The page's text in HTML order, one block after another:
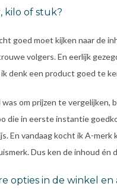
kilo of stuk?
goed moet kijken naar de
volgers. En eerlijk
denk een product goed te
om prijzen te vergelijken,
die in eerste instantie
En vandaag kocht ik A-
Dus ken de inhoud én
opties in de winkel en